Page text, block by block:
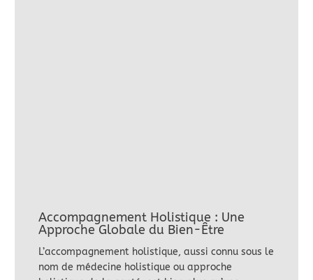
Accompagnement Holistique : Une
Approche Globale du Bien-Être
L’accompagnement holistique, aussi connu sous le
nom de médecine holistique ou approche